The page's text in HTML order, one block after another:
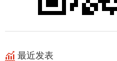
最近发表